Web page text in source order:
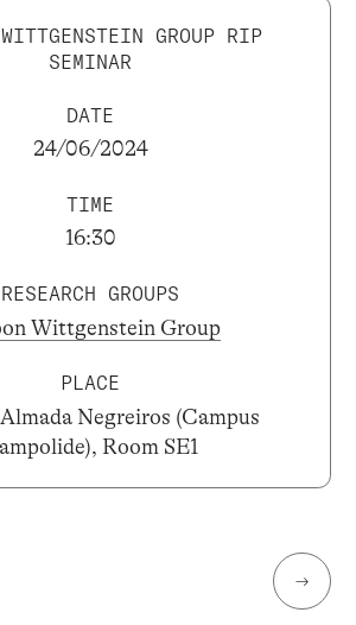
GROUP RIP
SEMINAR
DATE
24/06/2024
TIME
16:30
RESEARCH GROUPS
Wittgenstein Group
PLACE
Negreiros (Campus
Room SE1
→